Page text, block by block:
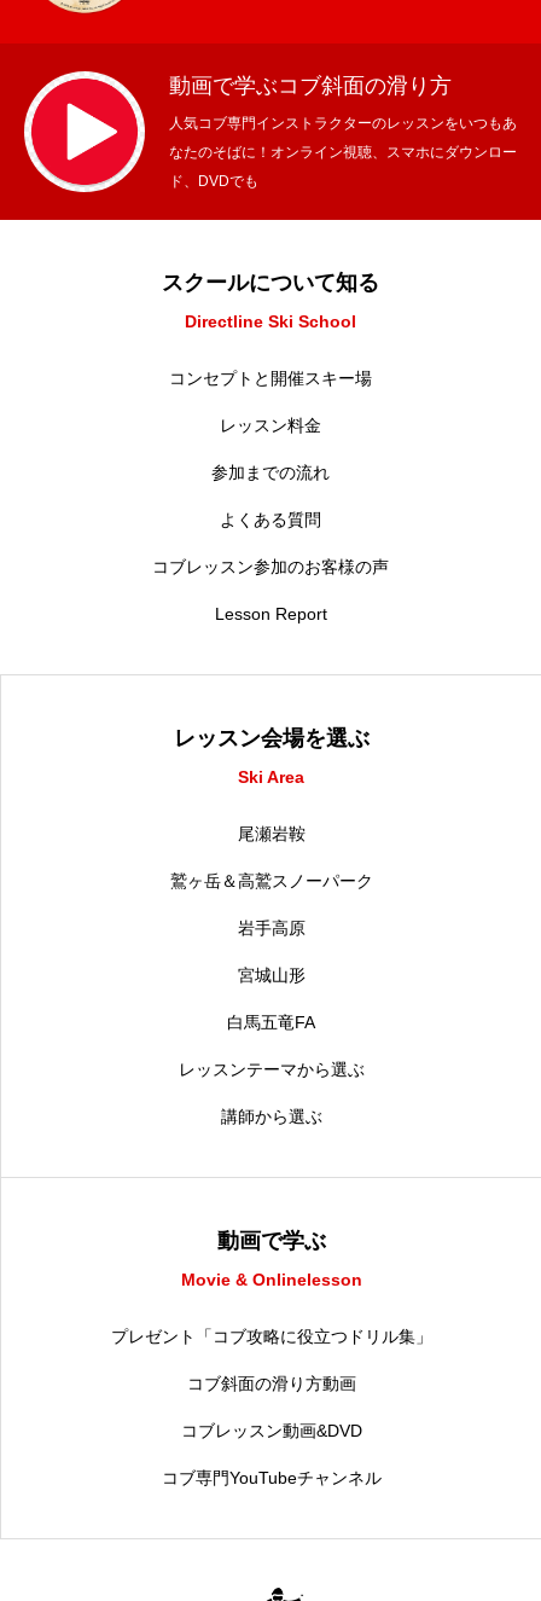
動画で学ぶコブ斜面の滑り方
人気コブ専門インストラクターのレッスンをいつもあ
なたのそばに！オンライン視聴、スマホにダウンロー
ド、DVDでも
スクールについて知る
Directline Ski School
コンセプトと開催スキー場
レッスン料金
参加までの流れ
よくある質問
コブレッスン参加のお客様の声
Lesson Report
レッスン会場を選ぶ
Ski Area
尾瀬岩鞍
鷲ヶ岳＆高鷲スノーパーク
岩手高原
宮城山形
白馬五竜FA
レッスンテーマから選ぶ
講師から選ぶ
動画で学ぶ
Movie & Onlinelesson
プレゼント「コブ攻略に役立つドリル集」
コブ斜面の滑り方動画
コブレッスン動画&DVD
コブ専門YouTubeチャンネル